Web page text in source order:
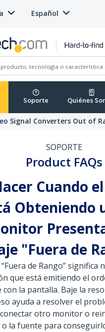
Español
Soporte Quiénes
Signal Converters Out of
SOPORTE
Product FAQs
Cuando
Obteniendo
"Fuera de
de Rango” significa
que está emitiendo el
con la pantalla. Baje la
ayuda a resolver el
otro monitor o
la fuente para